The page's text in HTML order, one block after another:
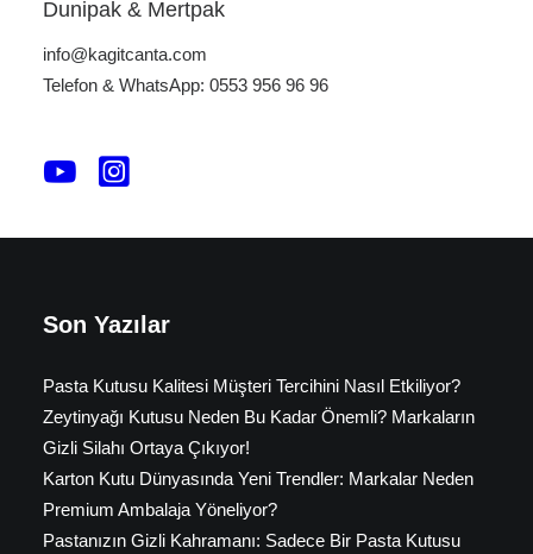
Dunipak & Mertpak
info@kagitcanta.com
Telefon & WhatsApp: 0553 956 96 96
6'lı cupcake kutusu
Son Yazılar
Pasta Kutusu Kalitesi Müşteri Tercihini Nasıl Etkiliyor?
Zeytinyağı Kutusu Neden Bu Kadar Önemli? Markaların
Gizli Silahı Ortaya Çıkıyor!
Karton Kutu Dünyasında Yeni Trendler: Markalar Neden
Premium Ambalaja Yöneliyor?
Pastanızın Gizli Kahramanı: Sadece Bir Pasta Kutusu